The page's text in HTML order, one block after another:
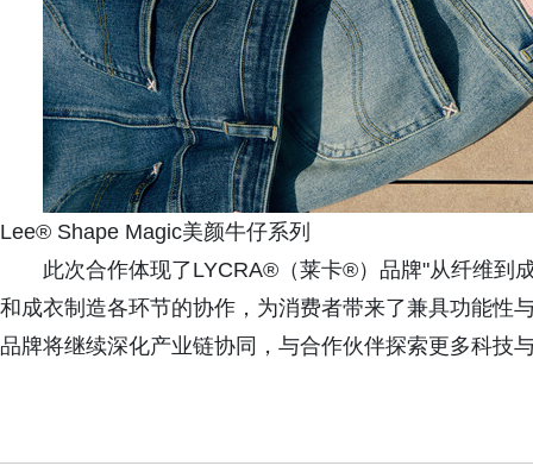
Lee® Shape Magic美颜牛仔系列
此次合作体现了LYCRA®（莱卡®）品牌"从纤维到
和成衣制造各环节的协作，为消费者带来了兼具功能性
品牌将继续深化产业链协同，与合作伙伴探索更多科技